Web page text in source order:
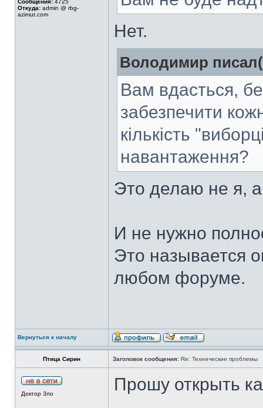
Сообщения: 4725
Откуда: admin @ rbg-
azimut.com
Нет.
Володимир
Вам вдасться,
забезпечити
кількість
навантаження?
Это делаю не я,
И не нужно
Это называется
любом форуме.
Вернуться к началу
Птица Сирин Заголовок сообщения: Re: Технические проблемы
Доктор Зло Прошу открыть